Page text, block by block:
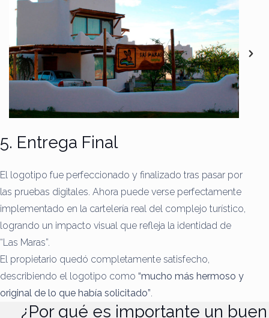
5. Entrega Final
El logotipo fue perfeccionado y finalizado tras pasar por
las pruebas digitales. Ahora puede verse perfectamente
implementado en la cartelería real del complejo turístico,
logrando un impacto visual que refleja la identidad de
“Las Maras”.
El propietario quedó completamente satisfecho,
describiendo el logotipo como “mucho más hermoso y
original de lo que había solicitado”.
¿Por qué es importante un buen